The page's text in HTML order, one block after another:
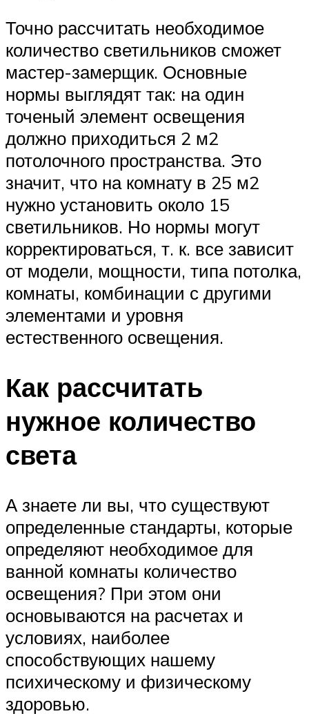
Точно рассчитать необходимое
количество светильников сможет
мастер-замерщик. Основные
нормы выглядят так: на один
точеный элемент освещения
должно приходиться 2 м2
потолочного пространства. Это
значит, что на комнату в 25 м2
нужно установить около 15
светильников. Но нормы могут
корректироваться, т. к. все зависит
от модели, мощности, типа потолка,
комнаты, комбинации с другими
элементами и уровня
естественного освещения.
Как рассчитать
нужное количество
света
А знаете ли вы, что существуют
определенные стандарты, которые
определяют необходимое для
ванной комнаты количество
освещения? При этом они
основываются на расчетах и
условиях, наиболее
способствующих нашему
психическому и физическому
здоровью.